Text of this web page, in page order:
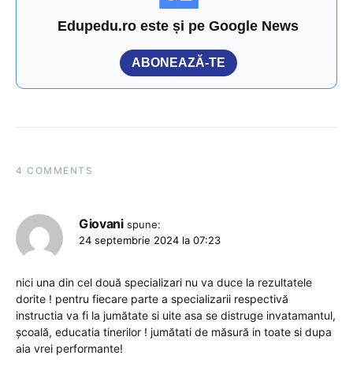
Edupedu.ro este și pe Google News
ABONEAZĂ-TE
4 COMMENTS
Giovani spune:
24 septembrie 2024 la 07:23
nici una din cel două specializari nu va duce la rezultatele
dorite ! pentru fiecare parte a specializarii respectivă
instructia va fi la jumătate si uite asa se distruge invatamantul,
școală, educatia tinerilor ! jumătati de măsură in toate si dupa
aia vrei performante!